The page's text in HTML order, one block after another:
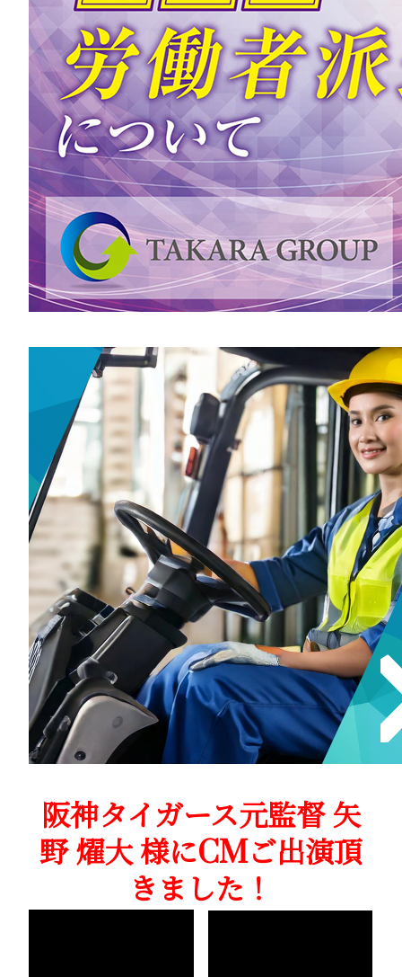
阪神タイガース元監督 矢
野 燿大 様にCMご出演頂
きました！